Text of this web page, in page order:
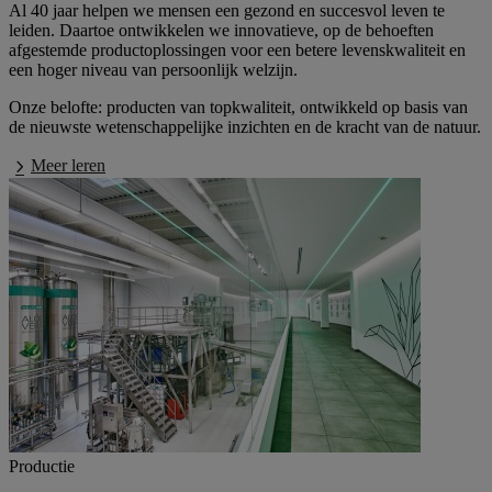
Al 40 jaar helpen we mensen een gezond en succesvol leven te
leiden. Daartoe ontwikkelen we innovatieve, op de behoeften
afgestemde productoplossingen voor een betere levenskwaliteit en
een hoger niveau van persoonlijk welzijn.
Onze belofte: producten van topkwaliteit, ontwikkeld op basis van
de nieuwste wetenschappelijke inzichten en de kracht van de natuur.
Meer leren
Productie